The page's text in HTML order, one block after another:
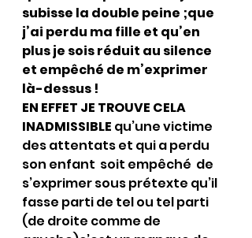
subisse la double peine ;que
j’ai perdu ma fille et qu’en
plus je sois réduit au silence
et empêché de m’exprimer
là-dessus !
EN EFFET JE TROUVE CELA
INADMISSIBLE qu’une victime
des attentats et qui a perdu
son enfant  soit empêché  de
s’exprimer sous prétexte qu’il
fasse parti de tel ou tel parti
(de droite comme de